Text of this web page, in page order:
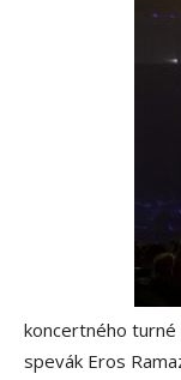
koncertného turné
spevák Eros